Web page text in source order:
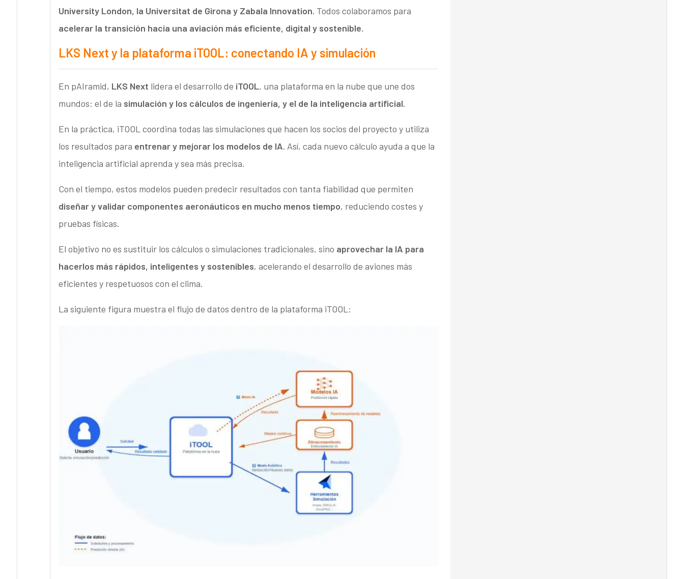
University London, la Universitat de Girona y Zabala Innovation. Todos colaboramos para
acelerar la transición hacia una aviación más eficiente, digital y sostenible.
LKS Next y la plataforma iTOOL: conectando IA y simulación
En pAIramid, LKS Next lidera el desarrollo de iTOOL, una plataforma en la nube que une dos
mundos: el de la simulación y los cálculos de ingeniería, y el de la inteligencia artificial.
En la práctica, iTOOL coordina todas las simulaciones que hacen los socios del proyecto y utiliza
los resultados para entrenar y mejorar los modelos de IA. Así, cada nuevo cálculo ayuda a que la
inteligencia artificial aprenda y sea más precisa.
Con el tiempo, estos modelos pueden predecir resultados con tanta fiabilidad que permiten
diseñar y validar componentes aeronáuticos en mucho menos tiempo, reduciendo costes y
pruebas físicas.
El objetivo no es sustituir los cálculos o simulaciones tradicionales, sino aprovechar la IA para
hacerlos más rápidos, inteligentes y sostenibles, acelerando el desarrollo de aviones más
eficientes y respetuosos con el clima.
La siguiente figura muestra el flujo de datos dentro de la plataforma iTOOL: